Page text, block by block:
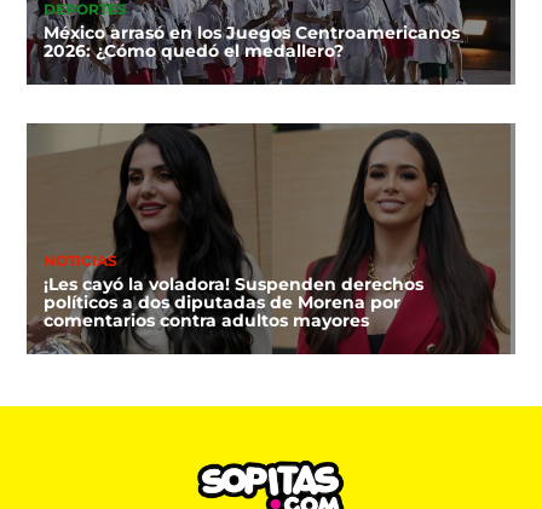
DEPORTES
México arrasó en los Juegos Centroamericanos
2026: ¿Cómo quedó el medallero?
NOTICIAS
¡Les cayó la voladora! Suspenden derechos
políticos a dos diputadas de Morena por
comentarios contra adultos mayores